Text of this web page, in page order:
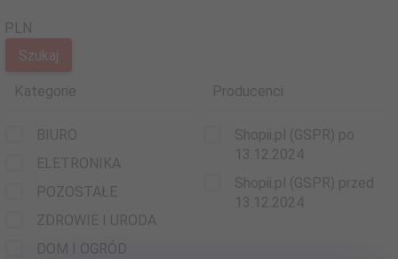
PLN
Kategorie
BIURO
ELETRONIKA
POZOSTAŁE
ZDROWIE I URODA
DOM I OGRÓD
Producenci
Shopii.pl (GSPR) po
13.12.2024
Shopii.pl (GSPR) przed
13.12.2024